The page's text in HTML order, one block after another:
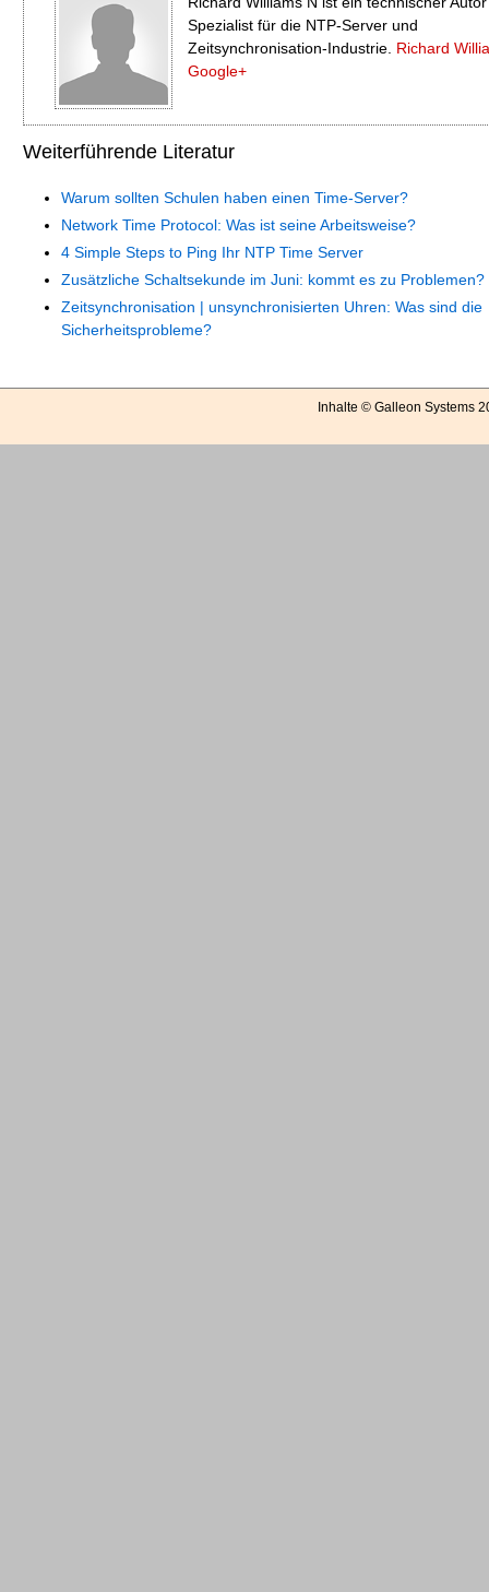
Spezialist für die NTP-Server und
Zeitsynchronisation-Industrie. Richard
Google+
Weiterführende Literatur
Warum sollten Schulen haben einen Time-Server?
Network Time Protocol: Was ist seine Arbeitsweise?
4 Simple Steps to Ping Ihr NTP Time Server
Zusätzliche Schaltsekunde im Juni: kommt es zu Problemen?
Zeitsynchronisation | unsynchronisierten Uhren: Was sind die
Sicherheitsprobleme?
Inhalte © Galleon Systems